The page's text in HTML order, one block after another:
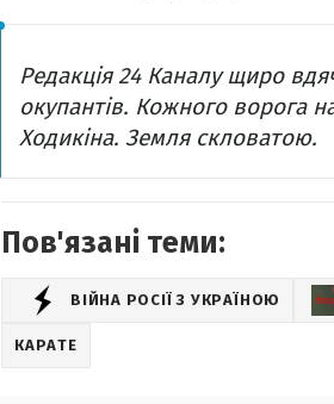
Редакція 24 Каналу щиро
окупантів. Кожного ворога
Ходикіна. Земля скловатою.
Пов'язані теми:
ВІЙНА РОСІЇ З УКРАЇНОЮ
КАРАТЕ